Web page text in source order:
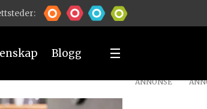
Blogg
ANNONSE